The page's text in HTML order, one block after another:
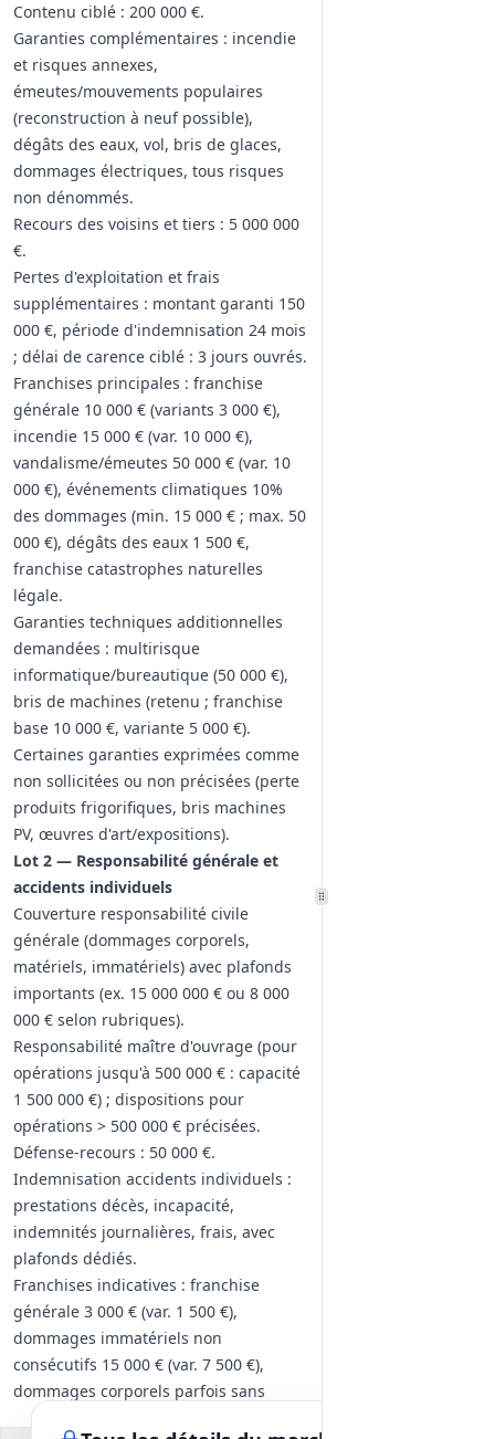
Contenu ciblé : 200 000 €.
Garanties complémentaires : incendie
et risques annexes,
émeutes/mouvements populaires
(reconstruction à neuf possible),
dégâts des eaux, vol, bris de glaces,
dommages électriques, tous risques
non dénommés.
Recours des voisins et tiers : 5 000 000
€.
Pertes d'exploitation et frais
supplémentaires : montant garanti 150
000 €, période d'indemnisation 24 mois
; délai de carence ciblé : 3 jours ouvrés.
Franchises principales : franchise
générale 10 000 € (variants 3 000 €),
incendie 15 000 € (var. 10 000 €),
vandalisme/émeutes 50 000 € (var. 10
000 €), événements climatiques 10%
des dommages (min. 15 000 € ; max. 50
000 €), dégâts des eaux 1 500 €,
franchise catastrophes naturelles
légale.
Garanties techniques additionnelles
demandées : multirisque
informatique/bureautique (50 000 €),
bris de machines (retenu ; franchise
base 10 000 €, variante 5 000 €).
Certaines garanties exprimées comme
non sollicitées ou non précisées (perte
produits frigorifiques, bris machines
PV, œuvres d'art/expositions).
Lot 2 — Responsabilité générale et
accidents individuels
Couverture responsabilité civile
générale (dommages corporels,
matériels, immatériels) avec plafonds
importants (ex. 15 000 000 € ou 8 000
000 € selon rubriques).
Responsabilité maître d'ouvrage (pour
opérations jusqu'à 500 000 € : capacité
1 500 000 €) ; dispositions pour
opérations > 500 000 € précisées.
Défense-recours : 50 000 €.
Indemnisation accidents individuels :
prestations décès, incapacité,
indemnités journalières, frais, avec
plafonds dédiés.
Franchises indicatives : franchise
générale 3 000 € (var. 1 500 €),
dommages immatériels non
consécutifs 15 000 € (var. 7 500 €),
dommages corporels parfois sans